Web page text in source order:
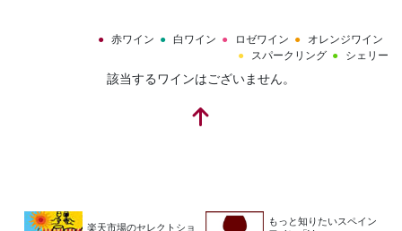
赤ワイン 白ワイン ロゼワイン
オレンジワイン
スパークリング
シェリー
該当するワインはございません。